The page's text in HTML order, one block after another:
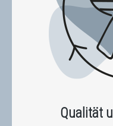
Qualität